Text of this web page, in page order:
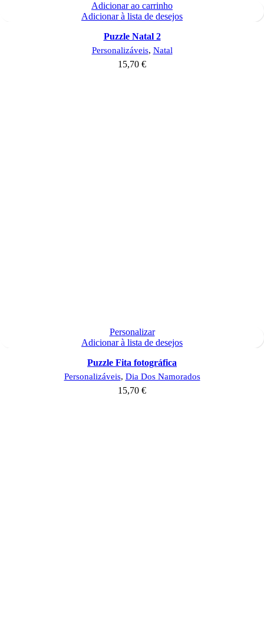
Adicionar ao carrinho
Adicionar à lista de desejos
Puzzle Natal 2
Personalizáveis, Natal
15,70 €
Personalizar
Adicionar à lista de desejos
Puzzle Fita fotográfica
Personalizáveis, Dia Dos Namorados
15,70 €